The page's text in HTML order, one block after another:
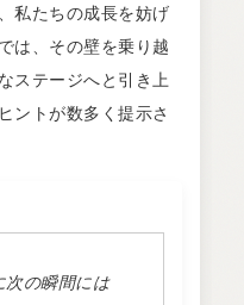
私たちの成長を妨げ
は、その壁を乗り越
ステージへと引き上
ントが数多く提示さ
次の瞬間には